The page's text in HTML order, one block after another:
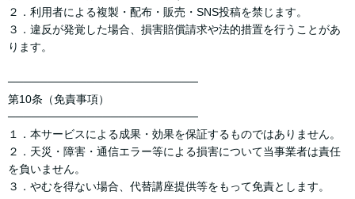
２．利用者による複製・配布・販売・SNS投稿を禁じます。
３．違反が発覚した場合、損害賠償請求や法的措置を行うことがあ
ります。
────────────────────────
第10条（免責事項）
────────────────────────
１．本サービスによる成果・効果を保証するものではありません。
２．天災・障害・通信エラー等による損害について当事業者は責任
を負いません。
３．やむを得ない場合、代替講座提供等をもって免責とします。